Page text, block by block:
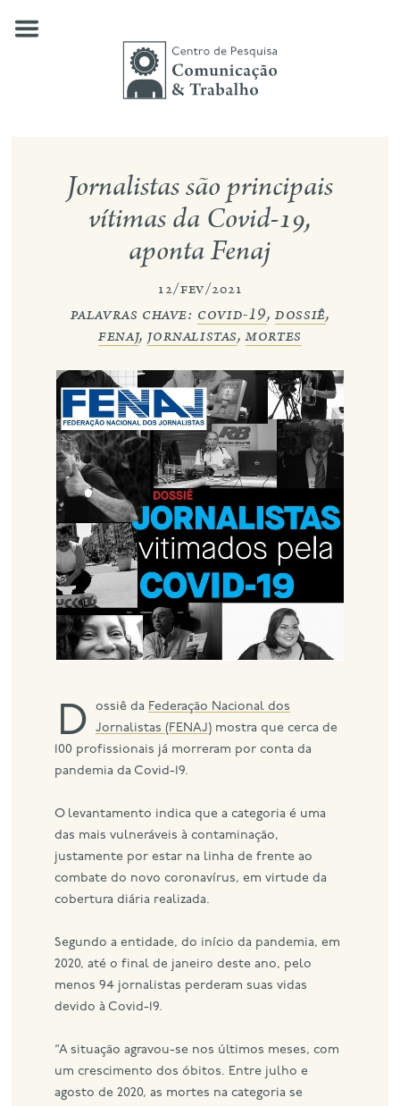
nossas pesquisas
publicações
notícias
eventos
busca
eng
Jornalistas são principais
vítimas da Covid-19,
aponta Fenaj
12/fev/2021
palavras chave: covid-19,dossiê,
fenaj, jornalistas,mortes
Dossiê da Federação Nacional dos
Jornalistas (FENAJ) mostra que cerca de
100 profissionais já morreram por conta da
pandemia da Covid-19.
O levantamento indica que a categoria é uma
das mais vulneráveis à contaminação,
justamente por estar na linha de frente ao
combate do novo coronavírus, em virtude da
cobertura diária realizada.
Segundo a entidade, do início da pandemia, em
2020, até o final de janeiro deste ano, pelo
menos 94 jornalistas perderam suas vidas
devido à Covid-19.
“A situação agravou-se nos últimos meses, com
um crescimento dos óbitos. Entre julho e
agosto de 2020, as mortes na categoria se